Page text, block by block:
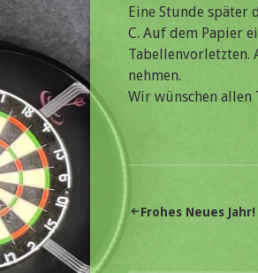
Eine Stunde später
C. Auf dem Papier
Tabellenvorletzten.
nehmen.
Wir wünschen allen
Frohes Neues Jahr!